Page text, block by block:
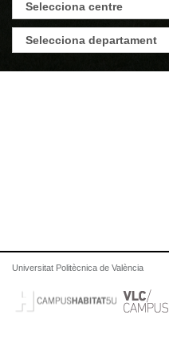
Universitat Politècnica de València